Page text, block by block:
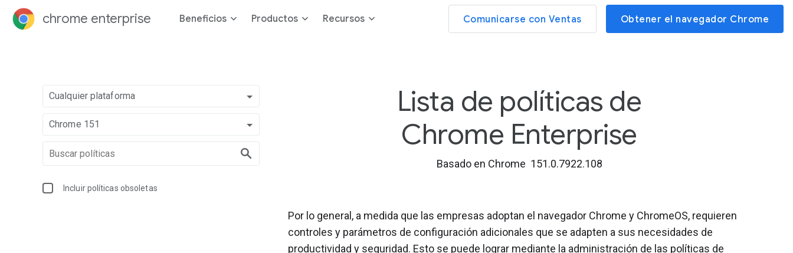
chrome enterprise Beneficios Productos Recursos Comunicarse con Ventas Obtener el navegador Chrome
Cualquier plataforma
Chrome 151
Incluir políticas obsoletas
Lista de políticas de
Chrome Enterprise
Basado en Chrome 151.0.7922.108
Por lo general, a medida que las empresas adoptan el navegador Chrome y ChromeOS, requieren
controles y parámetros de configuración adicionales que se adapten a sus necesidades de
productividad y seguridad. Esto se puede lograr mediante la administración de las políticas de